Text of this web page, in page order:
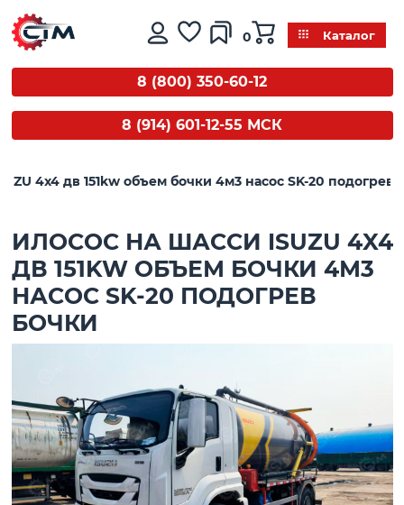
0 Каталог
8 (800) 350-60-12
8 (914) 601-12-55 МСК
4x4 дв 151kw объем бочки 4м3 насос SK-20 подогрев
ИЛОСОС НА ШАССИ ISUZU 4X4
ДВ 151KW ОБЪЕМ БОЧКИ 4М3
НАСОС SK-20 ПОДОГРЕВ
БОЧКИ